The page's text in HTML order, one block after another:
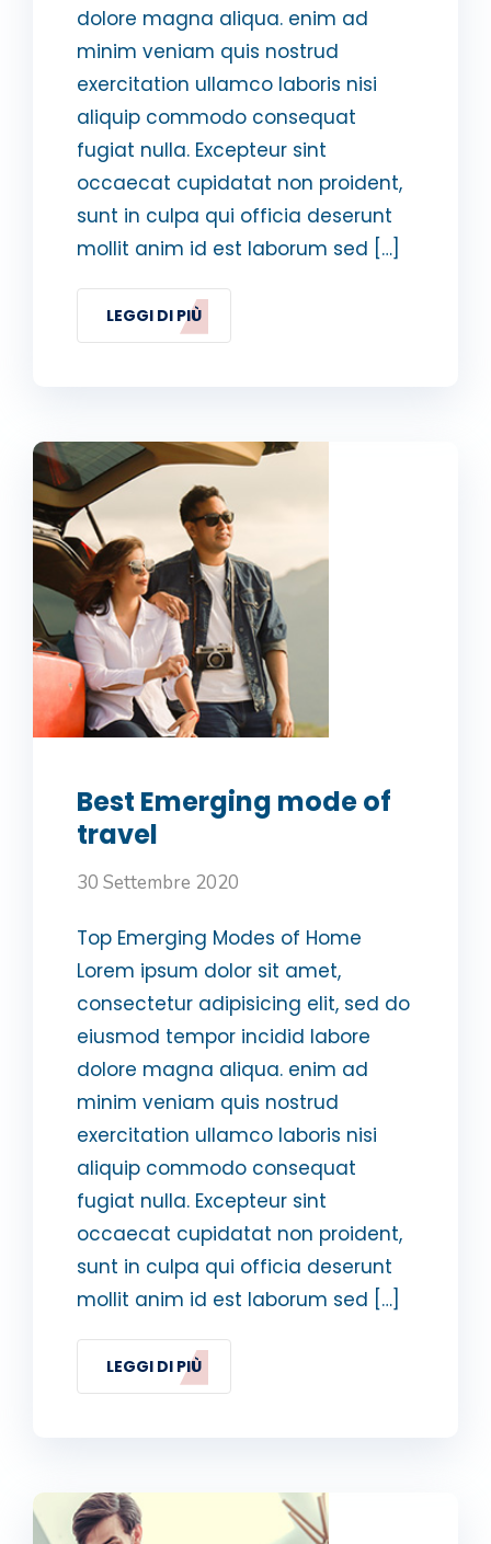
dolore magna aliqua. enim ad
minim veniam quis nostrud
exercitation ullamco laboris nisi
aliquip commodo consequat
fugiat nulla. Excepteur sint
occaecat cupidatat non proident,
sunt in culpa qui officia deserunt
mollit anim id est laborum sed […]
LEGGI DI PIÙ
Best Emerging mode of
travel
30 Settembre 2020
Top Emerging Modes of Home
Lorem ipsum dolor sit amet,
consectetur adipisicing elit, sed do
eiusmod tempor incidid labore
dolore magna aliqua. enim ad
minim veniam quis nostrud
exercitation ullamco laboris nisi
aliquip commodo consequat
fugiat nulla. Excepteur sint
occaecat cupidatat non proident,
sunt in culpa qui officia deserunt
mollit anim id est laborum sed […]
LEGGI DI PIÙ